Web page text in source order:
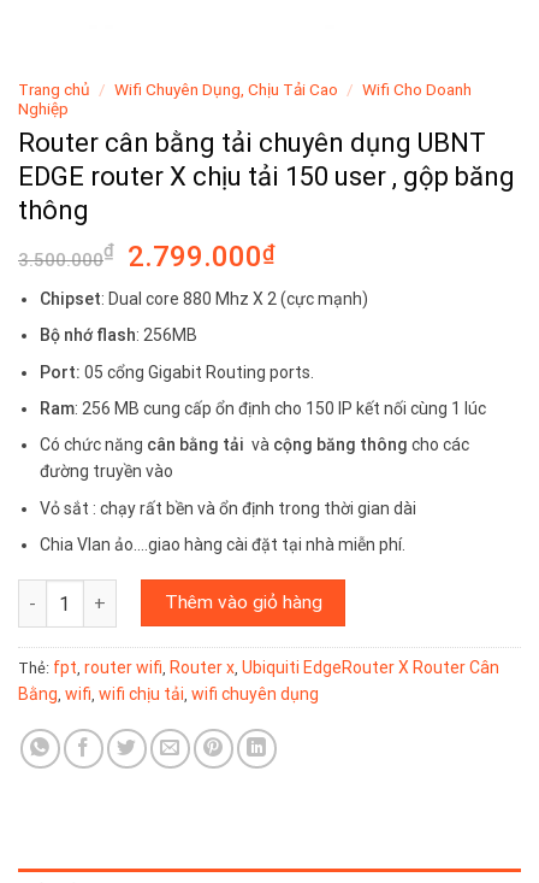
Trang chủ / Wifi Chuyên Dụng, Chịu Tải Cao / Wifi Cho Doanh
Nghiệp
Router cân bằng tải chuyên dụng UBNT
EDGE router X chịu tải 150 user , gộp băng
thông
3.500.000₫
Giá
gốc
là:
3.500.000₫.
2.799.000₫Giá
hiện
tại
2.799.000₫.
Chipset: Dual core 880 Mhz X 2 (cực mạnh)
Bộ nhớ flash: 256MB
Port: 05 cổng Gigabit Routing ports.
Ram: 256 MB cung cấp ổn định cho 150 IP kết nối cùng 1 lúc
Có chức năng cân bằng tải và cộng băng thông cho các
đường truyền vào
Vỏ sắt : chạy rất bền và ổn định trong thời gian dài
Chia Vlan ảo….giao hàng cài đặt tại nhà miễn phí.
Router cân bằng tải chuyên dụng UBNT EDGE router X chịu tải
Thêm vào giỏ hàng
Thẻ: fpt, router wifi, Router x, Ubiquiti EdgeRouter X Router Cân
Bằng, wifi, wifi chịu tải, wifi chuyên dụng